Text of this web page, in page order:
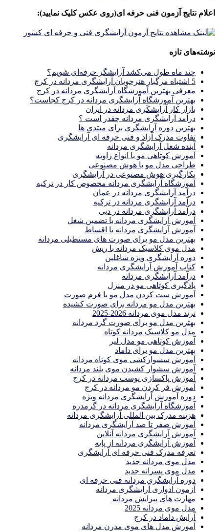
اعلام نتایج آزمون فنی حرفه ای(روی عکس کلیک نمایید):
نوشته‌های تازه
چند ماه طول می‌کشد آرایشگر حرفه‌ای شویم؟
5 اشتباه مرگبار هنرجویان آرایشگری مردانه در کرج
معرفی بهترین آموزشگاه آرایشگری مردانه در کرج
بهترین آموزشگاه آرایشگری مردانه در کرج کجاست؟
بازار كار آرايشكَرى مردانه در ايران
درآمد آرایشگری مردانه چقدر است ؟
بهترین دوره آرایشگری برای مبتدی ها
تفاوت مدرک آزاد و فنی حرفه ای آرایشگری
آینده شغل آرایشگری مردانه
آموزش کوتاهی مو با انواع زاویه
طراحی مدل مو با هوش مصنوعی
بکارگیری هوش مصنوعی در آرایشگری
آموزشگاه آرایشگری مردانه مخصوص کار در ترکیه
درآمد آرایشگری مردانه در عمان
درآمد آرایشگری مردانه در ترکیه
درآمد آرایشگری مردانه در دبی
آموزش آرایشگری مردانه با تضمین شغل
آموزش آرایشگری مردانه با اقساط
بهترین مدل مو برای صورت های مستطیلی مردانه
مدل موی کلاسیک مردانه با ریش
دوره آرایشگری ویژه شاغلین
کتاب آموزش آرایشگری مردانه
درآمد آرایشگری مردانه
یادگیری كوتاهى مو در منزل
آموزش ست كردن مدل مو با فرم صورت
بهترین مدل مو مردانه برای صورت کشیده
ترند مدل موی مردانه 2026-2025
بهترين مدل مو براى صورت گرد مردانه
مدل مو کلاسیک مردانه کوتاه
آموزش کوتاهی مو مدل لیر
بهترین مدل مو برای داماد
آموزش سشوارکشی موی کوتاه مردانه
آموزش سشوار کشیدن موی بلند مردانه
آموزش پاکسازی پوست مردانه در کرج
آموزش فر کردن مو مردانه در کرج
دوره آموزش آرایشگری مردانه ویژه
آموزشگاه آرایشگری مردانه در گرمدره
هزینه مدرک بین المللی آرایشگری مردانه
آموزش صفر تا صد آرایشگری مردانه
آموزش آرایشگری مردانه آنلاین
آموزش آرایشگری مردانه از پایه
تعرفه مدرک فنی حرفه ای آرایشگری
مدل موی مردانه جدید
مدل موی پسرانه جدید
دوره آرایشگری مردانه فنی حرفه ای
آزمون ادواری آرایشگری مردانه
مهارت های پیرایش مردانه
مدل موی مردانه 2025
آرایش داماد در کرج
آموزش مدل های موی مدرن مردانه